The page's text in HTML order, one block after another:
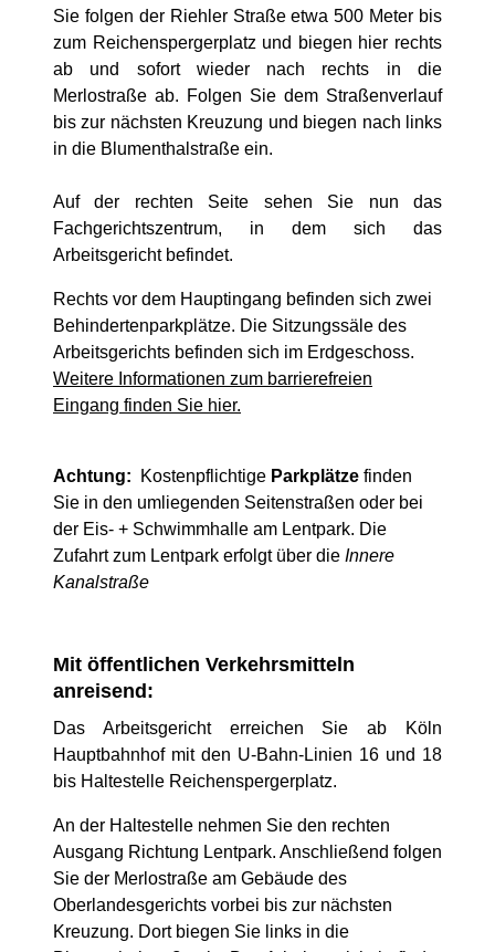
Sie folgen der Riehler Straße etwa 500 Meter bis
zum Reichenspergerplatz und biegen hier rechts
ab und sofort wieder nach rechts in die
Merlostraße ab. Folgen Sie dem Straßenverlauf
bis zur nächsten Kreuzung und biegen nach links
in die Blumenthalstraße ein.
Auf der rechten Seite sehen Sie nun das
Fachgerichtszentrum, in dem sich das
Arbeitsgericht befindet.
Rechts vor dem Hauptingang befinden sich zwei
Behindertenparkplätze. Die Sitzungssäle des
Arbeitsgerichts befinden sich im Erdgeschoss.
Weitere Informationen zum barrierefreien
Eingang finden Sie hier.
Achtung: Kostenpflichtige Parkplätze finden
Sie in den umliegenden Seitenstraßen oder bei
der Eis- + Schwimmhalle am Lentpark. Die
Zufahrt zum Lentpark erfolgt über die Innere
Kanalstraße
Mit öffentlichen Verkehrsmitteln
anreisend:
Das Arbeitsgericht erreichen Sie ab Köln
Hauptbahnhof mit den U-Bahn-Linien 16 und 18
bis Haltestelle Reichenspergerplatz.
An der Haltestelle nehmen Sie den rechten
Ausgang Richtung Lentpark. Anschließend folgen
Sie der Merlostraße am Gebäude des
Oberlandesgerichts vorbei bis zur nächsten
Kreuzung. Dort biegen Sie links in die